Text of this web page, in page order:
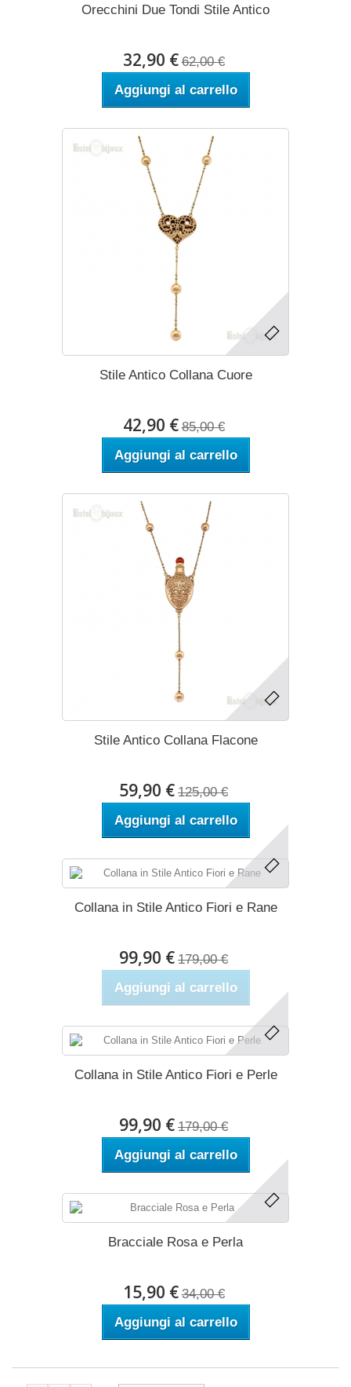
Orecchini Due Tondi Stile Antico
32,90 € 62,00 €
Aggiungi al carrello
Stile Antico Collana Cuore
42,90 € 85,00 €
Aggiungi al carrello
Stile Antico Collana Flacone
59,90 € 125,00 €
Aggiungi al carrello
Collana in Stile Antico Fiori e Rane
99,90 € 179,00 €
Aggiungi al carrello
Collana in Stile Antico Fiori e Perle
99,90 € 179,00 €
Aggiungi al carrello
Bracciale Rosa e Perla
15,90 € 34,00 €
Aggiungi al carrello